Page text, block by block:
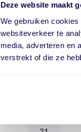
Deze website maakt
We gebruiken
websiteverkeer te
media, adverteren en
verstrekt of die ze